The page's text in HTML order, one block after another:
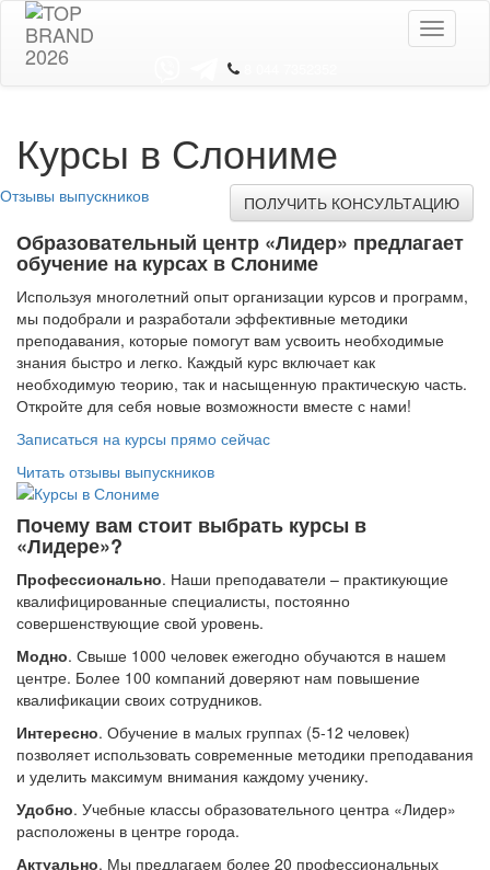
Toggle
Курсы в Слониме
ПОЛУЧИТЬ КОНСУЛЬТАЦИЮ
Отзывы выпускников
Образовательный центр «Лидер» предлагает
обучение на курсах в Слониме
Используя многолетний опыт организации курсов и программ,
мы подобрали и разработали эффективные методики
преподавания, которые помогут вам усвоить необходимые
знания быстро и легко. Каждый курс включает как
необходимую теорию, так и насыщенную практическую часть.
Откройте для себя новые возможности вместе с нами!
Записаться на курсы прямо сейчас
Читать отзывы выпускников
Почему вам стоит выбрать курсы в
«Лидере»?
Профессионально. Наши преподаватели – практикующие
квалифицированные специалисты, постоянно
совершенствующие свой уровень.
Модно. Свыше 1000 человек ежегодно обучаются в нашем
центре. Более 100 компаний доверяют нам повышение
квалификации своих сотрудников.
Интересно. Обучение в малых группах (5-12 человек)
позволяет использовать современные методики преподавания
и уделить максимум внимания каждому ученику.
Удобно. Учебные классы образовательного центра «Лидер»
расположены в центре города.
Актуально. Мы предлагаем более 20 профессиональных